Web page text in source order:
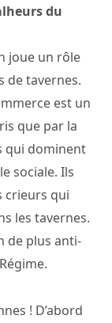
du
joue un rôle
de tavernes.
est un
que par la
qui dominent
sociale. Ils
crieurs qui
les tavernes.
de plus anti-
! D’abord